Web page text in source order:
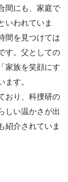
間にも、家庭で
いわれていま
間を見つけては
す。父としての
家族を笑顔にす
ます。
おり、科捜研の
しい温かさが出
紹介されていま